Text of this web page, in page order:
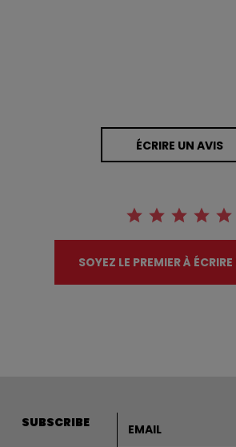
ÉCRIRE UN AVIS
SOYEZ LE PREMIER À
SUBSCRIBE